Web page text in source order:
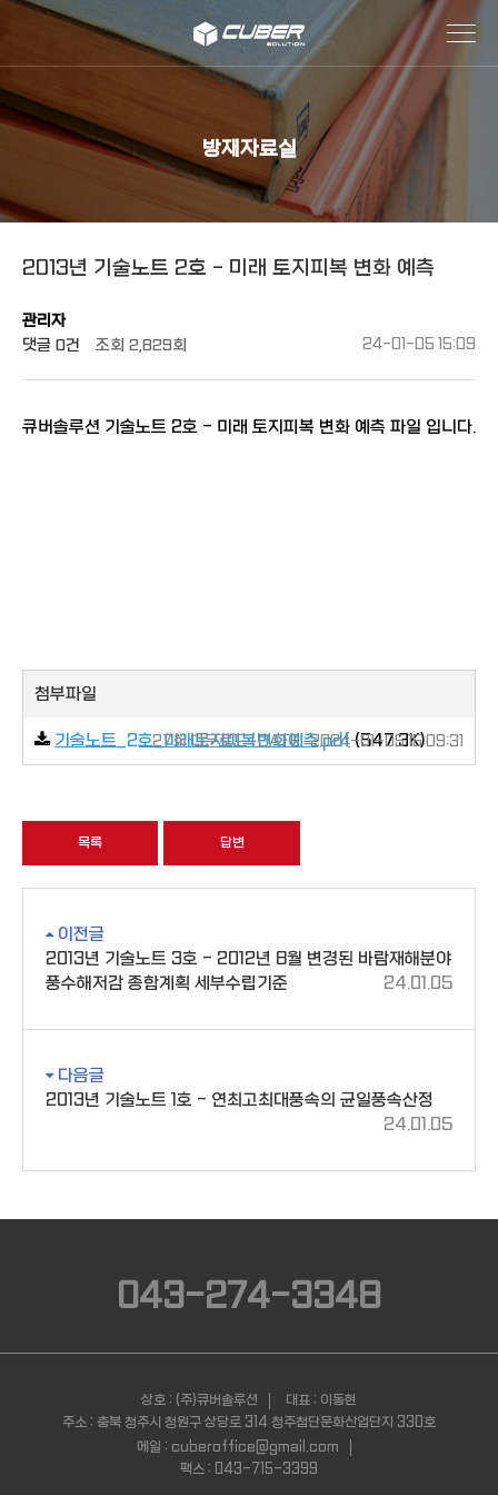
방재자료실
2013년 기술노트 2호 - 미래 토지피복 변화 예측
관리자
댓글 0건 조회 2,829회 24-01-05 15:09
큐버솔루션 기술노트 2호 - 미래 토지피복 변화 예측 파일 입니다.
첨부파일
기술노트_2호_미래토지피복변화예측.pdf(547.3K)
27회 다운로드 | DATE : 2024-01-05 15:09:31
목록 답변
이전글
2013년 기술노트 3호 - 2012년 8월 변경된 바람재해분야
풍수해저감 종합계획 세부수립기준
24.01.05
다음글
2013년 기술노트 1호 - 연최고최대풍속의 균일풍속산정
24.01.05
043-274-3348
상호 : (주)큐버솔루션
대표 : 이동현
주소 : 충북 청주시 청원구 상당로 314 청주첨단문화산업단지 330호
메일 : cuberoffice@gmail.com
팩스 : 043-715-3399